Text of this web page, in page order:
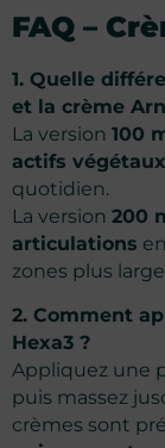
FAQ –
1. Quelle
et la crème
La version 100
actifs végétaux
quotidien.
La version 200
articulations
zones plus
2. Comment
Hexa3 ?
Appliquez une
puis massez
crèmes sont